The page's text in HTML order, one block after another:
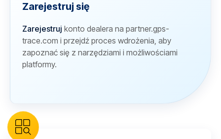
Zarejestruj się
Zarejestruj konto dealera na partner.gps-
trace.com i przejdź proces wdrożenia, aby
zapoznać się z narzędziami i możliwościami
platformy.